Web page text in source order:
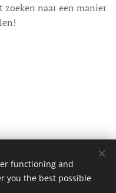
zoeken naar een manier
rechten voorbehouden.
functioning and
you the best possible